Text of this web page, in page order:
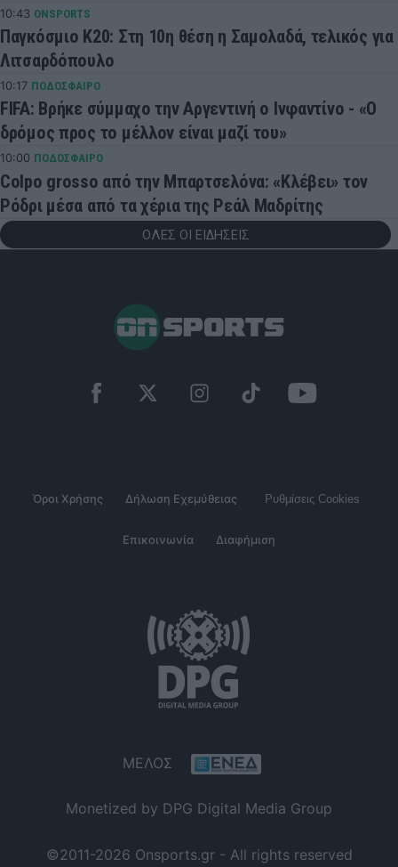
10:43 ONSPORTS
Παγκόσμιο Κ20: Στη 10η θέση η Σαμολαδά, τελικός για
Λιτσαρδόπουλο
10:17 ΠΟΔΟΣΦΑΙΡΟ
FIFA: Βρήκε σύμμαχο την Αργεντινή ο Ινφαντίνο - «Ο
δρόμος προς το μέλλον είναι μαζί του»
10:00 ΠΟΔΟΣΦΑΙΡΟ
Colpo grosso από την Μπαρτσελόνα: «Κλέβει» τον
Ρόδρι μέσα από τα χέρια της Ρεάλ Μαδρίτης
ΟΛΕΣ ΟΙ ΕΙΔΗΣΕΙΣ
Όροι Χρήσης Δήλωση Εχεμύθειας Ρυθμίσεις Cookies
Επικοινωνία Διαφήμιση
ΜΕΛΟΣ
Monetized by DPG Digital Media Group
©2011-2026 Onsports.gr - All rights reserved